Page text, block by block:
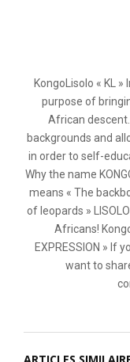
KongoLisolo « KL
purpose of
African descent.
backgrounds and
in order to self-
Why the name
means « The
of leopards »
Africans!
EXPRESSION » If
want to